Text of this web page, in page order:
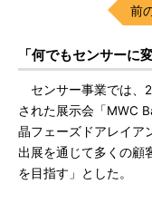
前
「何でもセンサー
センサー事業では、
された展示会「MWC
晶フェーズドアレイア
出展を通じて多くの顧
を目指す」とした。